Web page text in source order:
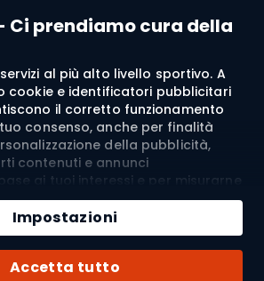
Ci prendiamo cura della
al più alto livello sportivo. A
cookie e identificatori pubblicitari
il corretto funzionamento
consenso, anche per finalità
della pubblicità,
contenuti e annunci
ai tuoi interessi e per misurarne
e gli identificatori pubblicitari
utilizzati sia per attività
sia non personalizzate, a
da te espressi. Se clicchi su
al trattamento dei tuoi
Accetta tutto
Impostazioni
Spedizione a: IT